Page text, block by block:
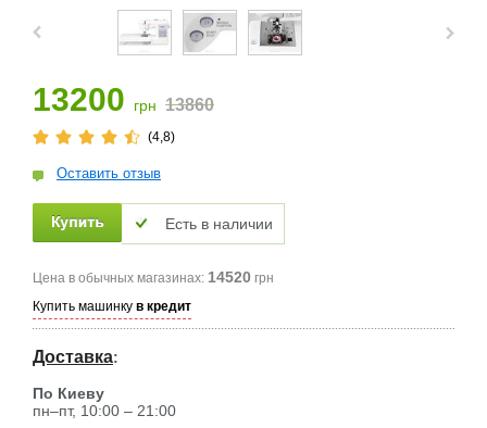
13200 грн 13860
(4,8)
Оставить отзыв
Есть в наличии
Цена в обычных магазинах: 14520 грн
Купить машинку в кредит
Доставка:
По Киеву
пн–пт, 10:00 – 21:00